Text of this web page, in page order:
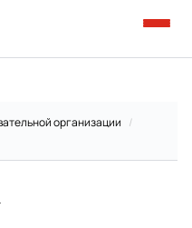
организации /